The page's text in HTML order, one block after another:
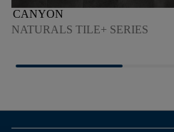
CANYON
NATURALS TILE+ SERIES